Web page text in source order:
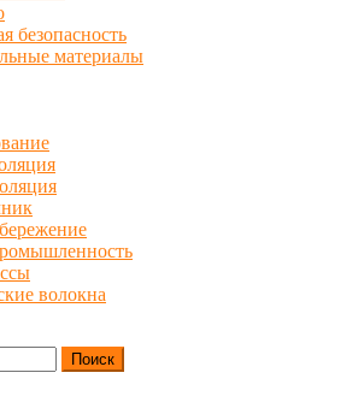
безопасность
материалы
волокна